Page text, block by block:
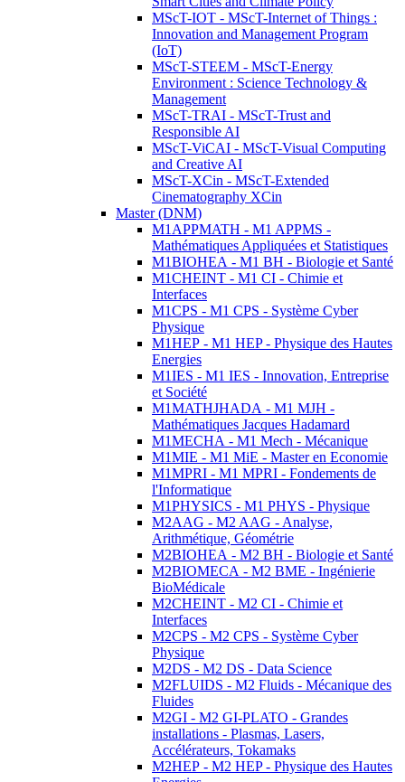
MScT-IOT - MScT-Internet of Things :
Innovation and Management Program
(IoT)
MScT-STEEM - MScT-Energy
Environment : Science Technology &
Management
MScT-TRAI - MScT-Trust and
Responsible AI
MScT-ViCAI - MScT-Visual Computing
and Creative AI
MScT-XCin - MScT-Extended
Cinematography XCin
Master (DNM)
M1APPMATH - M1 APPMS -
Mathématiques Appliquées et Statistiques
M1BIOHEA - M1 BH - Biologie et Santé
M1CHEINT - M1 CI - Chimie et
Interfaces
M1CPS - M1 CPS - Système Cyber
Physique
M1HEP - M1 HEP - Physique des Hautes
Energies
M1IES - M1 IES - Innovation, Entreprise
et Société
M1MATHJHADA - M1 MJH -
Mathématiques Jacques Hadamard
M1MECHA - M1 Mech - Mécanique
M1MIE - M1 MiE - Master en Economie
M1MPRI - M1 MPRI - Fondements de
l'Informatique
M1PHYSICS - M1 PHYS - Physique
M2AAG - M2 AAG - Analyse,
Arithmétique, Géométrie
M2BIOHEA - M2 BH - Biologie et Santé
M2BIOMECA - M2 BME - Ingénierie
BioMédicale
M2CHEINT - M2 CI - Chimie et
Interfaces
M2CPS - M2 CPS - Système Cyber
Physique
M2DS - M2 DS - Data Science
M2FLUIDS - M2 Fluids - Mécanique des
Fluides
M2GI - M2 GI-PLATO - Grandes
installations - Plasmas, Lasers,
Accélérateurs, Tokamaks
M2HEP - M2 HEP - Physique des Hautes